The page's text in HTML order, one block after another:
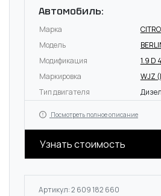
Автомобиль:
Марка
Модель
Модификация
1.9 D
Маркировка
WJZ
Тип двигателя
Посмотреть полное описание
Узнать стоимость
Артикул: 2 609 182 660